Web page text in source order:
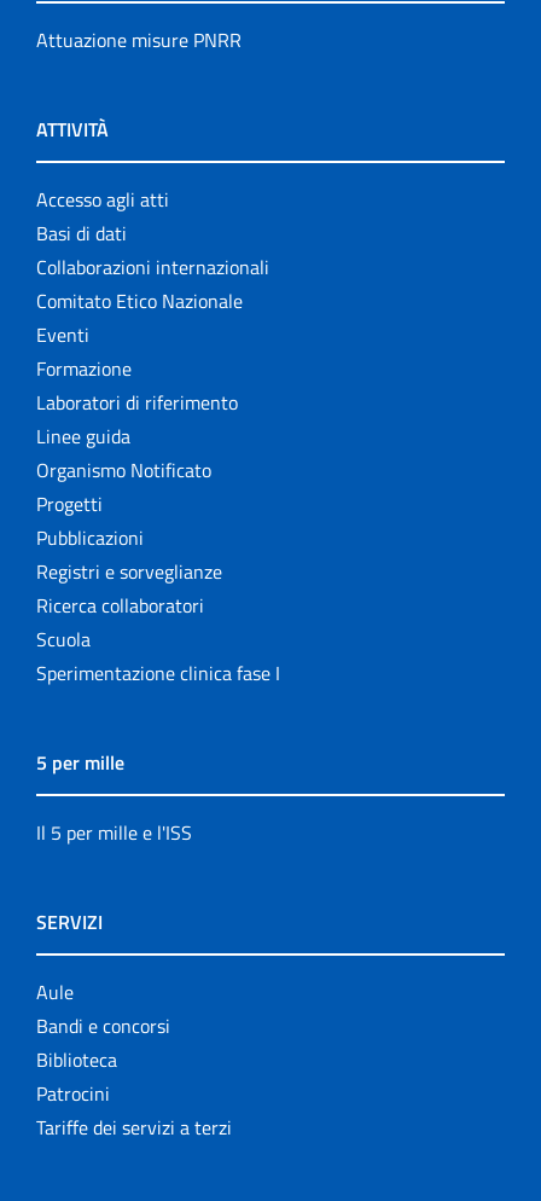
Attuazione misure PNRR
ATTIVITÀ
Accesso agli atti
Basi di dati
Collaborazioni internazionali
Comitato Etico Nazionale
Eventi
Formazione
Laboratori di riferimento
Linee guida
Organismo Notificato
Progetti
Pubblicazioni
Registri e sorveglianze
Ricerca collaboratori
Scuola
Sperimentazione clinica fase I
5 per mille
Il 5 per mille e l'ISS
SERVIZI
Aule
Bandi e concorsi
Biblioteca
Patrocini
Tariffe dei servizi a terzi